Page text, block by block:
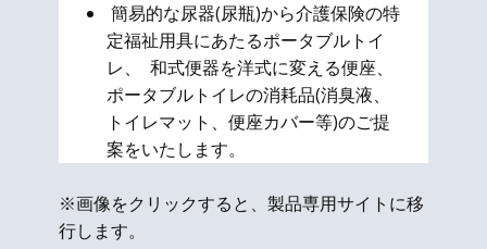
簡易的な尿器(尿瓶)から介護保険の特
定福祉用具にあたるポータブルトイ
レ、 和式便器を洋式に変える便座、​
ポータブルトイレの消耗品(消臭液、
トイレマット、便座カバー等)のご提
案をいたします。
※画像をクリックすると、製品専用サイトに移
行します。